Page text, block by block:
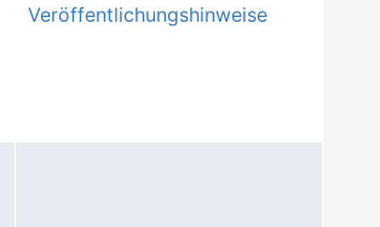
Veröffentlichungshinweise